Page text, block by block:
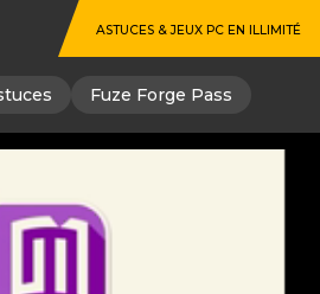
Fuze Forge Pass
ASTUCES & JEUX PC EN ILLIMITÉ